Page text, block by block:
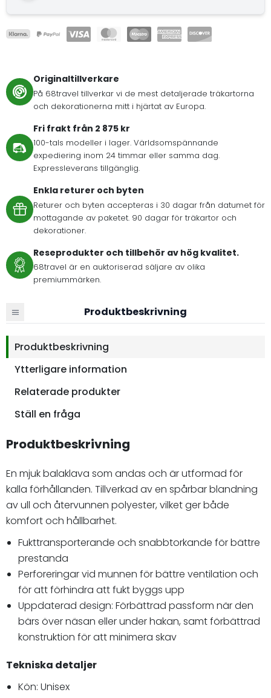
Originaltillverkare
På 68travel tillverkar vi de mest detaljerade träkartorna
och dekorationerna mitt i hjärtat av Europa.
Fri frakt från 2 875 kr
100-tals modeller i lager. Världsomspännande
expediering inom 24 timmar eller samma dag.
Expressleverans tillgänglig.
Enkla returer och byten
Returer och byten accepteras i 30 dagar från datumet för
mottagande av paketet. 90 dagar för träkartor och
dekorationer.
Reseprodukter och tillbehör av hög kvalitet.
68travel är en auktoriserad säljare av olika
premiummärken.
Produktbeskrivning
Produktbeskrivning
Ytterligare information
Relaterade produkter
Ställ en fråga
Produktbeskrivning
En mjuk balaklava som andas och är utformad för
kalla förhållanden. Tillverkad av en spårbar blandning
av ull och återvunnen polyester, vilket ger både
komfort och hållbarhet.
Fukttransporterande och snabbtorkande för bättre
prestanda
Perforeringar vid munnen för bättre ventilation och
för att förhindra att fukt byggs upp
Uppdaterad design: Förbättrad passform när den
bärs över näsan eller under hakan, samt förbättrad
konstruktion för att minimera skav
Tekniska detaljer
Kön: Unisex